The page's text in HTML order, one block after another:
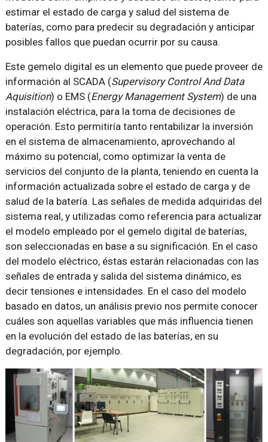
estimar el estado de carga y salud del sistema de
baterías, como para predecir su degradación y anticipar
posibles fallos que puedan ocurrir por su causa.
Este gemelo digital es un elemento que puede proveer de
información al SCADA (Supervisory Control And Data
Aquisition) o EMS (Energy Management System) de una
instalación eléctrica, para la toma de decisiones de
operación. Esto permitiría tanto rentabilizar la inversión
en el sistema de almacenamiento, aprovechando al
máximo su potencial, como optimizar la venta de
servicios del conjunto de la planta, teniendo en cuenta la
información actualizada sobre el estado de carga y de
salud de la batería. Las señales de medida adquiridas del
sistema real, y utilizadas como referencia para actualizar
el modelo empleado por el gemelo digital de baterías,
son seleccionadas en base a su significación. En el caso
del modelo eléctrico, éstas estarán relacionadas con las
señales de entrada y salida del sistema dinámico, es
decir tensiones e intensidades. En el caso del modelo
basado en datos, un análisis previo nos permite conocer
cuáles son aquellas variables que más influencia tienen
en la evolución del estado de las baterías, en su
degradación, por ejemplo.